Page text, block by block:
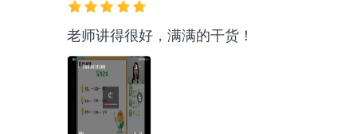
老师讲得很好，满满的干货！